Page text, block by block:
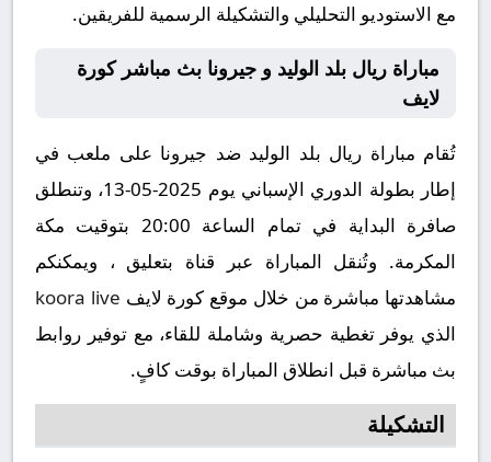
مع الاستوديو التحليلي والتشكيلة الرسمية للفريقين.
مباراة ريال بلد الوليد و جيرونا بث مباشر كورة
لايف
تُقام مباراة ريال بلد الوليد ضد جيرونا على ملعب في
إطار بطولة الدوري الإسباني يوم 2025-05-13، وتنطلق
صافرة البداية في تمام الساعة 20:00 بتوقيت مكة
المكرمة. وتُنقل المباراة عبر قناة بتعليق ، ويمكنكم
مشاهدتها مباشرة من خلال موقع كورة لايف koora live
الذي يوفر تغطية حصرية وشاملة للقاء، مع توفير روابط
بث مباشرة قبل انطلاق المباراة بوقت كافٍ.
التشكيلة